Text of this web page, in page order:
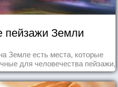
пейзажи Земли
Земле есть места, которые
для человечества пейзажи,
инопланетными!